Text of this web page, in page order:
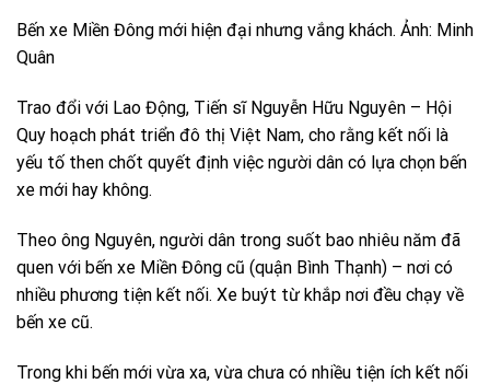
Bến xe Miền Đông mới hiện đại nhưng vắng khách. Ảnh: Minh
Quân
Trao đổi với Lao Động, Tiến sĩ Nguyễn Hữu Nguyên – Hội
Quy hoạch phát triển đô thị Việt Nam, cho rằng kết nối là
yếu tố then chốt quyết định việc người dân có lựa chọn bến
xe mới hay không.
Theo ông Nguyên, người dân trong suốt bao nhiêu năm đã
quen với bến xe Miền Đông cũ (quận Bình Thạnh) – nơi có
nhiều phương tiện kết nối. Xe buýt từ khắp nơi đều chạy về
bến xe cũ.
Trong khi bến mới vừa xa, vừa chưa có nhiều tiện ích kết nối